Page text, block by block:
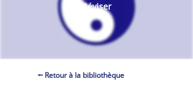
Réviser
⭠ Retour à la bibliothèque